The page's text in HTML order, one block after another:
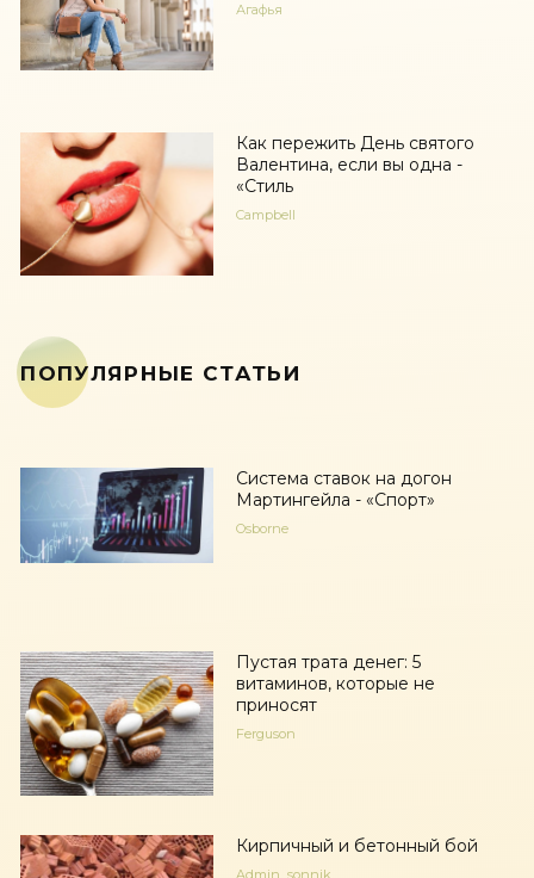
Агафья
Как пережить День святого
Валентина, если вы одна -
«Стиль
Campbell
ПОПУЛЯРНЫЕ СТАТЬИ
Система ставок на догон
Мартингейла - «Спорт»
Osborne
Пустая трата денег: 5
витаминов, которые не
приносят
Ferguson
Кирпичный и бетонный бой